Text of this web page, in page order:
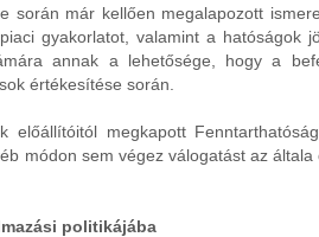
már kellően megalapozott
gyakorlatot, valamint a hatóságok
annak a lehetősége, hogy a
értékesítése során.
megkapott
módon sem végez válogatást az
politikájába